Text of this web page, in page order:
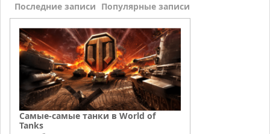
Последние записи Популярные записи
Самые-самые танки в World of
Tanks